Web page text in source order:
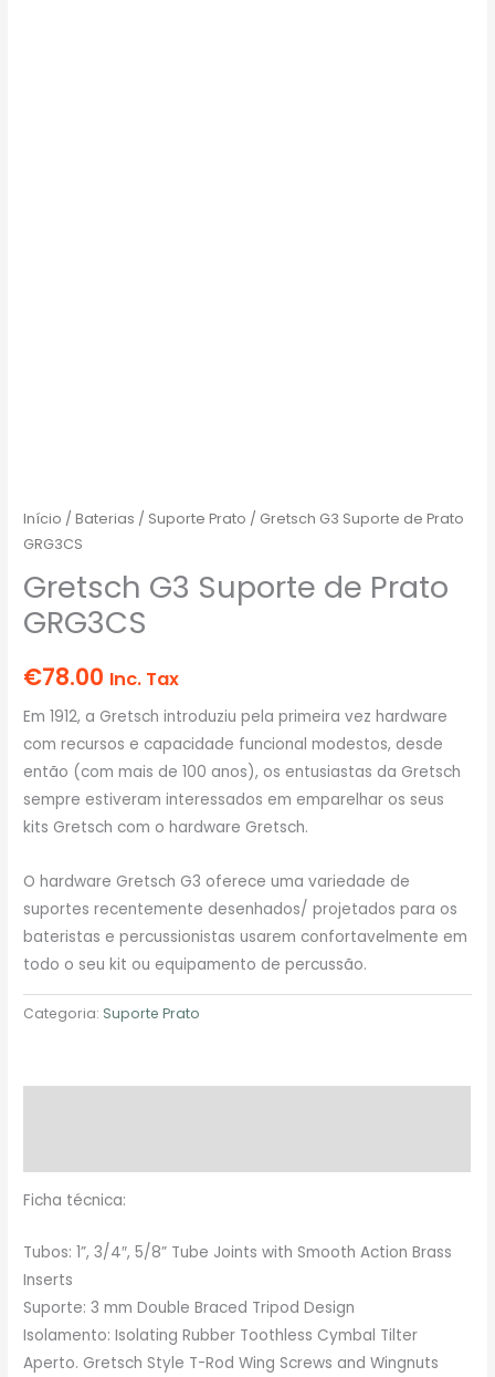
Início /Baterias / Suporte Prato / Gretsch G3 Suporte de Prato
GRG3CS
Gretsch G3 Suporte de Prato
GRG3CS
€78.00 Inc. Tax
Em 1912, a Gretsch introduziu pela primeira vez hardware
com recursos e capacidade funcional modestos, desde
então (com mais de 100 anos), os entusiastas da Gretsch
sempre estiveram interessados ​​em emparelhar os seus
kits Gretsch com o hardware Gretsch.
O hardware Gretsch G3 oferece uma variedade de
suportes recentemente desenhados/ projetados para os
bateristas e percussionistas usarem confortavelmente em
todo o seu kit ou equipamento de percussão.
Categoria: Suporte Prato
Ficha técnica:
Tubos: 1”, 3/4″, 5/8” Tube Joints with Smooth Action Brass
Inserts
Suporte: 3 mm Double Braced Tripod Design
Isolamento: Isolating Rubber Toothless Cymbal Tilter
Aperto. Gretsch Style T-Rod Wing Screws and Wingnuts